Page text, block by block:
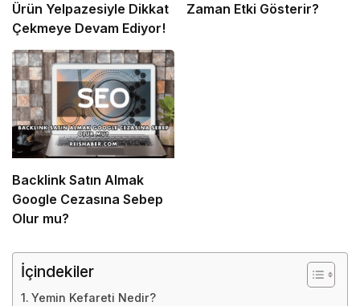
Ürün Yelpazesiyle Dikkat
Çekmeye Devam Ediyor!
Zaman Etki Gösterir?
Backlink Satın Almak
Google Cezasına Sebep
Olur mu?
İçindekiler
Yemin Kefareti Nedir?